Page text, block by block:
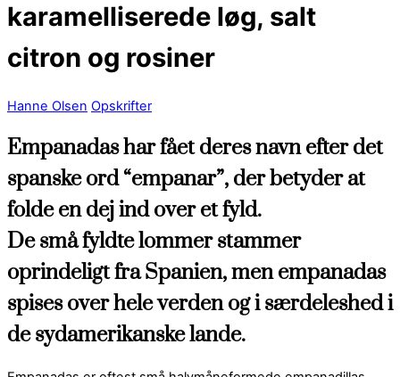
karamelliserede løg, salt
citron og rosiner
Hanne Olsen Opskrifter
Empanadas har fået deres navn efter det
spanske ord “empanar”, der betyder at
folde en dej ind over et fyld.
De små fyldte lommer stammer
oprindeligt fra Spanien, men empanadas
spises over hele verden og i særdeleshed i
de sydamerikanske lande.